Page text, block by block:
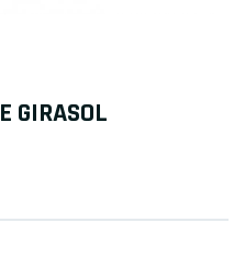
GIRASOL